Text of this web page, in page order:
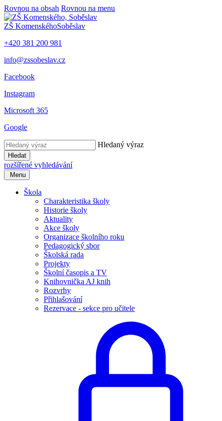
Rovnou na obsah Rovnou na menu
ZŠ KomenskéhoSoběslav
+420 381 200 981
info@zssobeslav.cz
Facebook
Instagram
Microsoft 365
Google
Hledaný výraz
Hledat
rozšířené vyhledávání
Menu
Škola
Charakteristika školy
Historie školy
Aktuality
Akce školy
Organizace školního roku
Pedagogický sbor
Školská rada
Projekty
Školní časopis a TV
Knihovnička AJ knih
Rozvrhy
Přihlašování
Rezervace - sekce pro učitele